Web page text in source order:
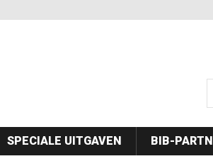
SPECIALE UITGAVEN BIB-